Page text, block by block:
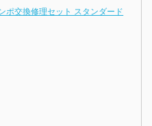
ポ交換修理セット スタンダード